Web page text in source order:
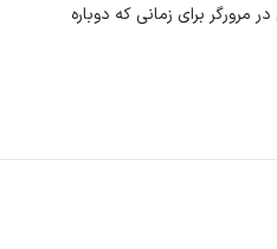
مرورگر برای زمانی که دوباره